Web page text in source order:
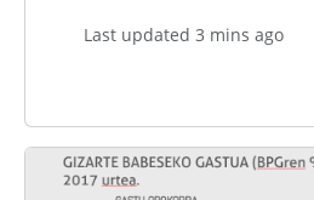
Last updated 3 mins ago